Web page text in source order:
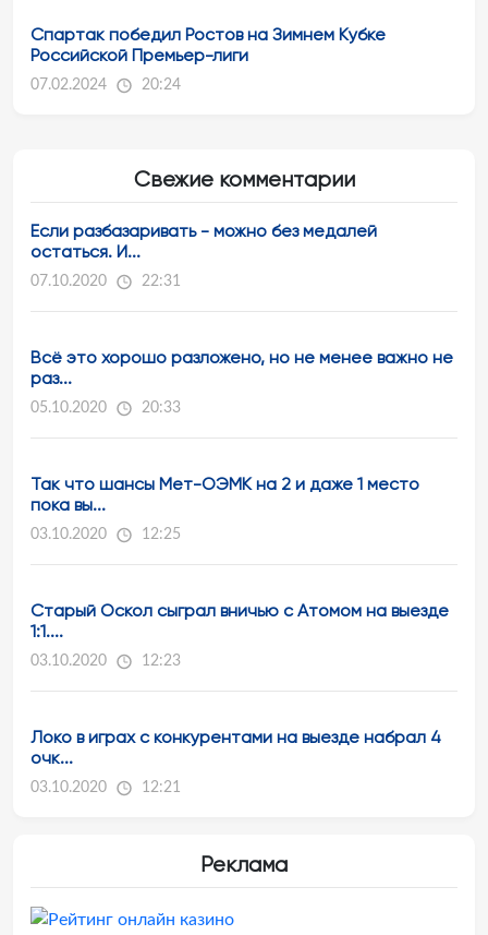
Спартак победил Ростов на Зимнем Кубке
Российской Премьер-лиги
07.02.2024 20:24
Свежие комментарии
Если разбазаривать - можно без медалей
остаться. И...
07.10.2020 22:31
Всё это хорошо разложено, но не менее важно не
раз...
05.10.2020 20:33
Так что шансы Мет-ОЭМК на 2 и даже 1 место
пока вы...
03.10.2020 12:25
Старый Оскол сыграл вничью с Атомом на выезде
1:1....
03.10.2020 12:23
Локо в играх с конкурентами на выезде набрал 4
очк...
03.10.2020 12:21
Реклама